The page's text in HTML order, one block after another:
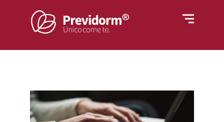
Home
Materassi
Rivestimenti
Cuscini e guanciali